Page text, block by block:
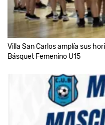
Villa San Carlos amplía sus
Básquet Femenino U15